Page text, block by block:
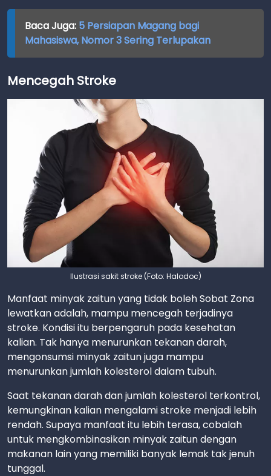
Baca Juga: 5 Persiapan Magang bagi
Mahasiswa, Nomor 3 Sering Terlupakan
Mencegah Stroke
Ilustrasi sakit stroke (Foto: Halodoc)
Manfaat minyak zaitun yang tidak boleh Sobat Zona
lewatkan adalah, mampu mencegah terjadinya
stroke. Kondisi itu berpengaruh pada kesehatan
kalian. Tak hanya menurunkan tekanan darah,
mengonsumsi minyak zaitun juga mampu
menurunkan jumlah kolesterol dalam tubuh.
Saat tekanan darah dan jumlah kolesterol terkontrol,
kemungkinan kalian mengalami stroke menjadi lebih
rendah. Supaya manfaat itu lebih terasa, cobalah
untuk mengkombinasikan minyak zaitun dengan
makanan lain yang memiliki banyak lemak tak jenuh
tunggal.